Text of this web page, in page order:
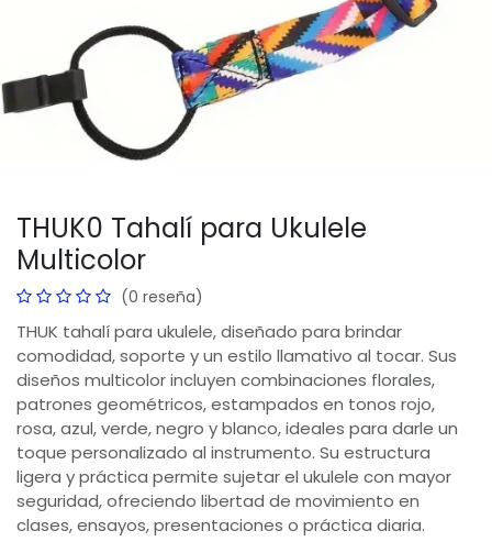
THUK0 Tahalí para Ukulele
Multicolor
(0 reseña)
THUK tahalí para ukulele, diseñado para brindar
comodidad, soporte y un estilo llamativo al tocar. Sus
diseños multicolor incluyen combinaciones florales,
patrones geométricos, estampados en tonos rojo,
rosa, azul, verde, negro y blanco, ideales para darle un
toque personalizado al instrumento. Su estructura
ligera y práctica permite sujetar el ukulele con mayor
seguridad, ofreciendo libertad de movimiento en
clases, ensayos, presentaciones o práctica diaria.